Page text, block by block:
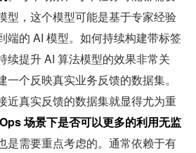
型，这个模型可能是基于专家经验
端的 AI 模型。如何持续构建带标签
续提升 AI 算法模型的效果非常关
个反映真实业务反馈的数据集。
近真实反馈的数据集就显得尤为重
场景下是否可以更多的利用无监
是需要重点考虑的。通常依赖于有